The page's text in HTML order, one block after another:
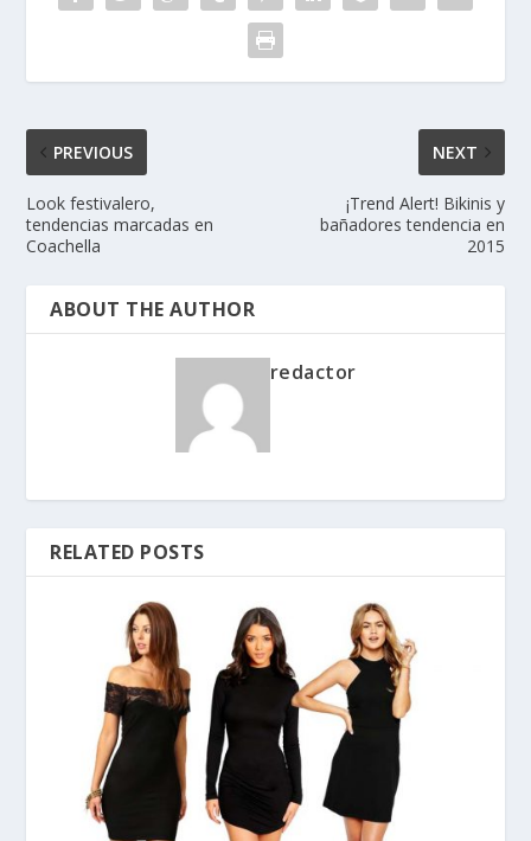
PREVIOUS
Look festivalero,
tendencias marcadas en
Coachella
NEXT
¡Trend Alert! Bikinis y
bañadores tendencia en
2015
ABOUT THE AUTHOR
redactor
RELATED POSTS